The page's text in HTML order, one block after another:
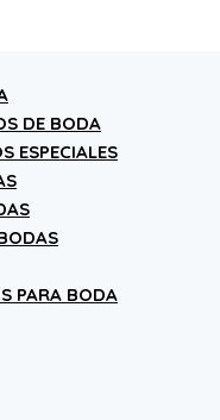
DE BODA
ESPECIALES
PARA BODA